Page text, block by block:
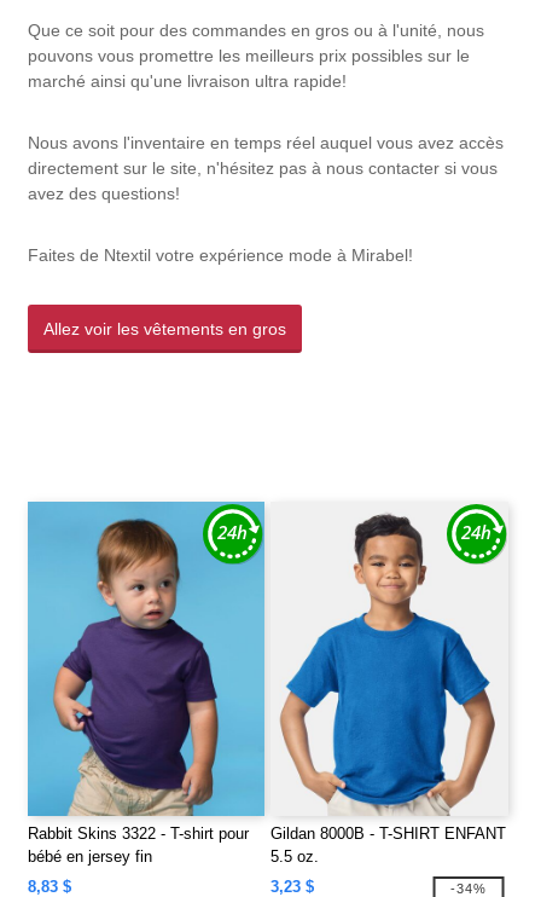
Que ce soit pour des commandes en gros ou à l'unité, nous
pouvons vous promettre les meilleurs prix possibles sur le
marché ainsi qu'une livraison ultra rapide!
Nous avons l'inventaire en temps réel auquel vous avez accès
directement sur le site, n'hésitez pas à nous contacter si vous
avez des questions!
Faites de Ntextil votre expérience mode à Mirabel!
Allez voir les vêtements en gros
Rabbit Skins 3322 - T-shirt pour
bébé en jersey fin
8,83 $
Gildan 8000B - T-SHIRT ENFANT
5.5 oz.
3,23 $
-34%